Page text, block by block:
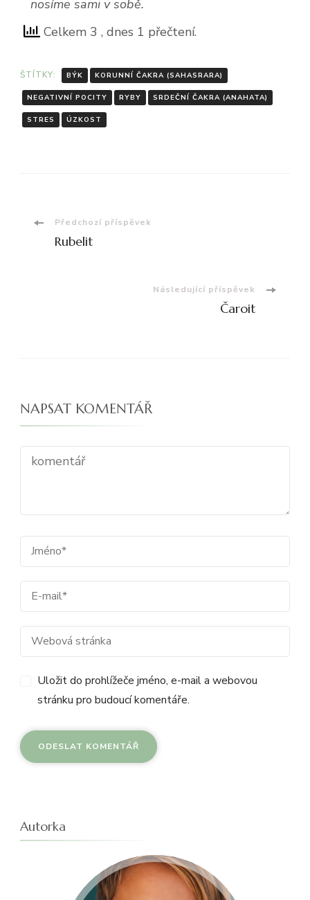
nosíme sami v sobě.
Celkem 3 , dnes 1 přečtení.
ŠTÍTKY: BÝK KORUNNÍ ČAKRA (SAHASRARA)
NEGATIVNÍ POCITY RYBY SRDEČNÍ ČAKRA (ANAHATA)
STRES ÚZKOST
Navigace
Předchozí příspěvek
Rubelit
Následující příspěvek
Čaroit
NAPSAT KOMENTÁŘ
Uložit do prohlížeče jméno, e-mail a webovou
stránku pro budoucí komentáře.
Autorka